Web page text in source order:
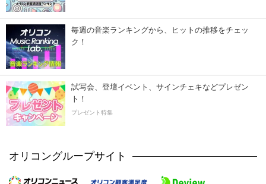
毎週の音楽ランキングから、ヒットの推移をチェッ
ク！
試写会、登壇イベント、サインチェキなどプレゼン
ト！
プレゼント特集
オリコングループサイト